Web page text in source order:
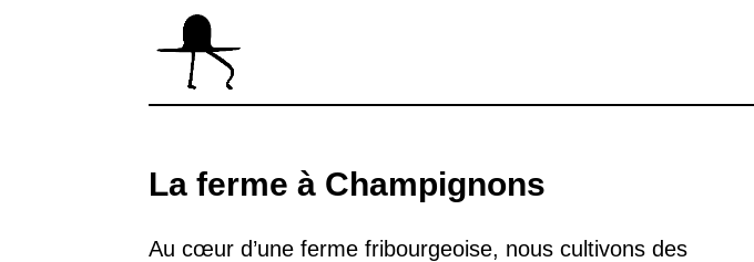
La ferme à Champignons
Au cœur d’une ferme fribourgeoise, nous cultivons des